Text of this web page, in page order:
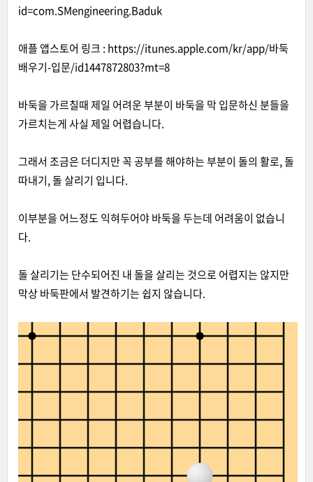
id=com.SMengineering.Baduk
애플 앱스토어 링크 : https://itunes.apple.com/kr/app/바둑
배우기-입문/id1447872803?mt=8
바둑을 가르칠때 제일 어려운 부분이 바둑을 막 입문하신 분들을
가르치는게 사실 제일 어렵습니다.
그래서 조금은 더디지만 꼭 공부를 해야하는 부분이 돌의 활로, 돌
따내기, 돌 살리기 입니다.
이부분을 어느정도 익혀두어야 바둑을 두는데 어려움이 없습니
다.
돌 살리기는 단수되어진 내 돌을 살리는 것으로 어렵지는 않지만
막상 바둑판에서 발견하기는 쉽지 않습니다.